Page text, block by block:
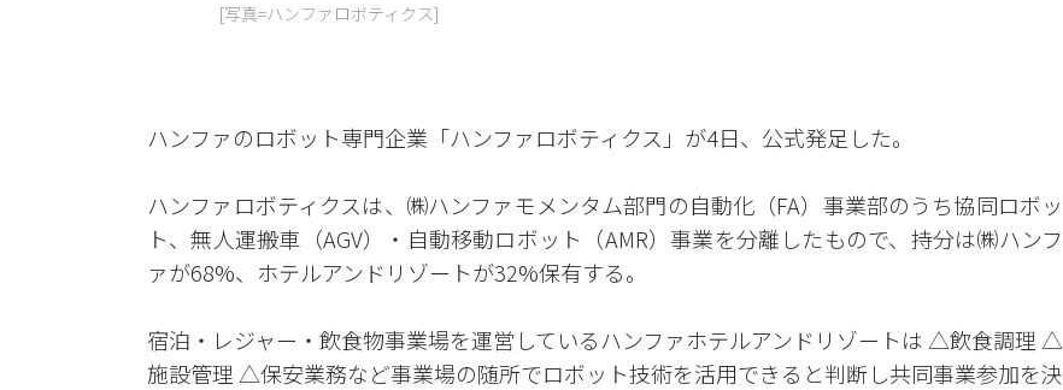
[写真=ハンファロボティクス]
ハンファのロボット専門企業「ハンファロボティクス」が4日、公式発足した。
ハンファロボティクスは、㈱ハンファモメンタム部門の自動化（FA）事業部のうち協同ロボッ
ト、無人運搬車（AGV）・自動移動ロボット（AMR）事業を分離したもので、持分は㈱ハンフ
ァが68%、ホテルアンドリゾートが32%保有する。
宿泊・レジャー・飲食物事業場を運営しているハンファホテルアンドリゾートは △飲食調理 △
施設管理 △保安業務など事業場の随所でロボット技術を活用できると判断し共同事業参加を決